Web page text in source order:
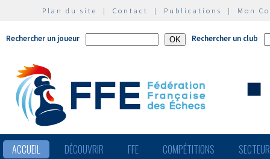
Plan du site | Contact | Publications | Mon
Rechercher un joueur Rechercher un club
ACCUEIL DÉCOUVRIR FFE COMPÉTITIONS